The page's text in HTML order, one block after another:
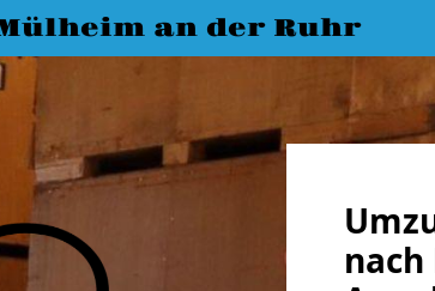
an der Ruhr